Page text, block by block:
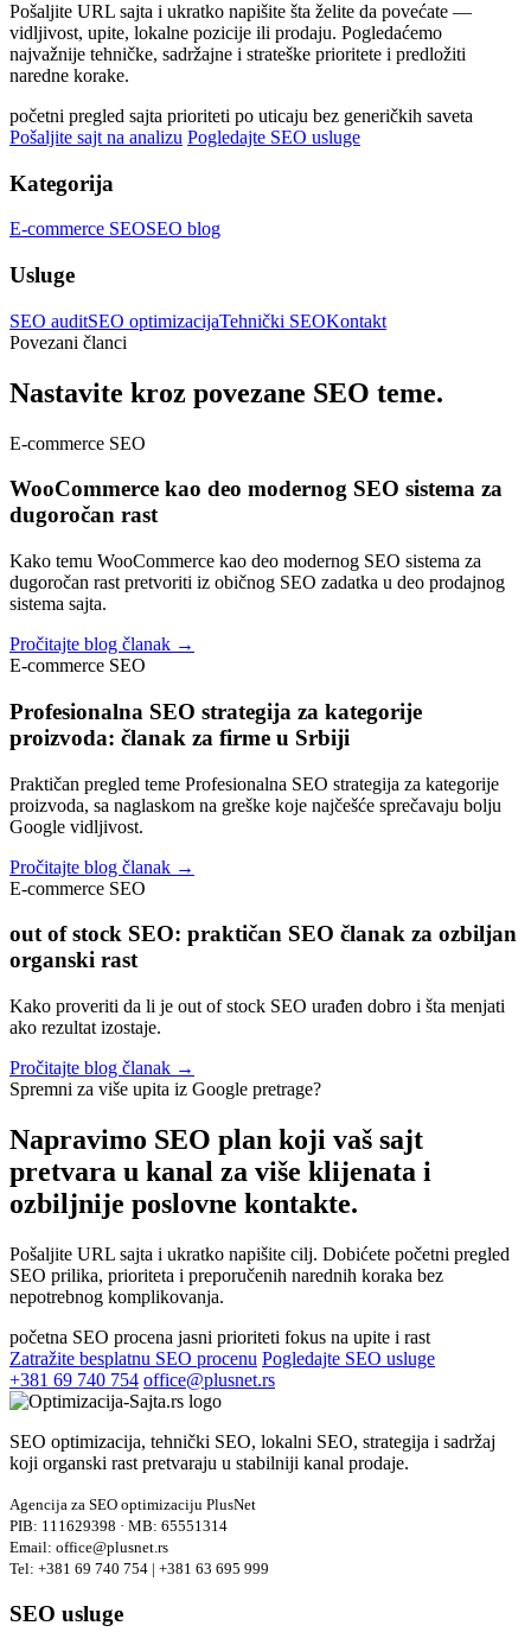
Pošaljite URL sajta i ukratko napišite šta želite da povećate —
vidljivost, upite, lokalne pozicije ili prodaju. Pogledaćemo
najvažnije tehničke, sadržajne i strateške prioritete i predložiti
naredne korake.
početni pregled sajta prioriteti po uticaju bez generičkih saveta
Pošaljite sajt na analizu Pogledajte SEO usluge
Kategorija
E-commerce SEOSEO blog
Usluge
SEO auditSEO optimizacijaTehnički SEOKontakt
Povezani članci
Nastavite kroz povezane SEO teme.
E-commerce SEO
WooCommerce kao deo modernog SEO sistema za
dugoročan rast
Kako temu WooCommerce kao deo modernog SEO sistema za
dugoročan rast pretvoriti iz običnog SEO zadatka u deo prodajnog
sistema sajta.
Pročitajte blog članak →
E-commerce SEO
Profesionalna SEO strategija za kategorije
proizvoda: članak za firme u Srbiji
Praktičan pregled teme Profesionalna SEO strategija za kategorije
proizvoda, sa naglaskom na greške koje najčešće sprečavaju bolju
Google vidljivost.
Pročitajte blog članak →
E-commerce SEO
out of stock SEO: praktičan SEO članak za ozbiljan
organski rast
Kako proveriti da li je out of stock SEO urađen dobro i šta menjati
ako rezultat izostaje.
Pročitajte blog članak →
Spremni za više upita iz Google pretrage?
Napravimo SEO plan koji vaš sajt
pretvara u kanal za više klijenata i
ozbiljnije poslovne kontakte.
Pošaljite URL sajta i ukratko napišite cilj. Dobićete početni pregled
SEO prilika, prioriteta i preporučenih narednih koraka bez
nepotrebnog komplikovanja.
početna SEO procena jasni prioriteti fokus na upite i rast
Zatražite besplatnu SEO procenu Pogledajte SEO usluge
+381 69 740 754 office@plusnet.rs
SEO optimizacija, tehnički SEO, lokalni SEO, strategija i sadržaj
koji organski rast pretvaraju u stabilniji kanal prodaje.
Agencija za SEO optimizaciju PlusNet
PIB: 111629398 · MB: 65551314
Email: office@plusnet.rs
Tel: +381 69 740 754 | +381 63 695 999
SEO usluge